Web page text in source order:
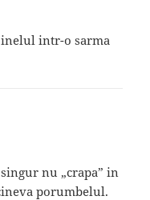
intr-o sarma
nu „crapa” in
porumbelul.